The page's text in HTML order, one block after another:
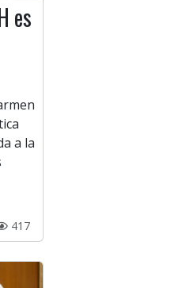
es
a la
417